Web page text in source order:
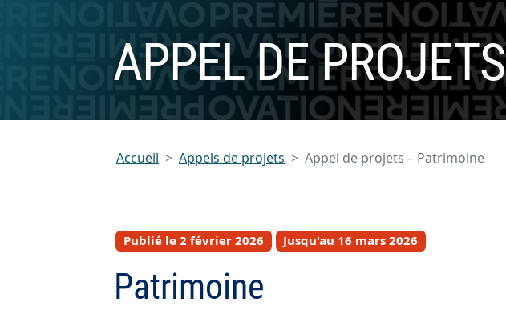
APPEL DE PROJETS
Accueil Appels de projets Appel de projets – Patrimoine
Publié le 2 février 2026 Jusqu'au 16 mars 2026
Patrimoine